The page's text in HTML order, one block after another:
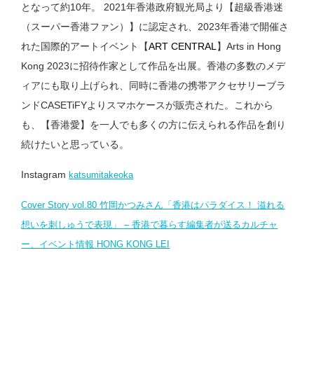
となって約10年。 2021年香港政府観光局より【超級香港迷
（スーパー香港ファン）】に認定され、2023年香港で開催さ
れた国際的アートイベント【ART CENTRAL 】Arts in Hong
Kong 2023に招待作家として作品を出展。香港の多数のメデ
ィアにも取り上げられ、同時に香港の携帯アクセサリーブラ
ンドCASETiFYよりスマホケースが販売された。これから
も、【香港愛】を一人でも多くの方に伝えられる作品を創り
続けたいと思っている。
Instagramkatsumitakeoka
Cover Story vol.80 竹岡かつみさん「香港はパラダイス！ 溢れる
想いを刺しゅうで表現」 – 香港で暮らす編集者が送るカルチャ
ー、イベント情報 HONG KONG LEI